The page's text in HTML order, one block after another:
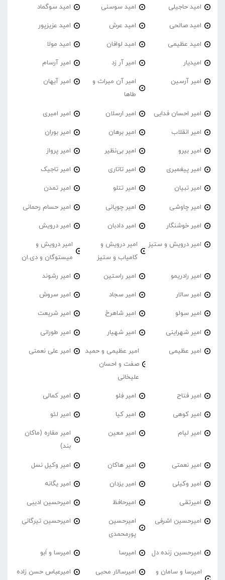
امید حاجیلی امید سوسنی امید سوگماد
امید صالحی امید عرش امید عزیزپور
امید عظیمی امید لوافان امید مولا
امیدیار امیر آر زد امیر آرسام
امیر آرسین
امیر آن میراث و
طاها
امیر آیهان
امیر احسان فدایی امیر ارسلان امیر امیری
امیر انقلاب امیر برهان امیر‌ بوران
امیر بیرو امیر بی‌نظیر امیر پرواز
امیر پیغمبری امیر تاتاری امیر تاجیک
امیر تبیان امیر تتلو امیر تمدن
امیر چاوشی امیر چوپانی امیر حسام رحمانی
امیر خوشنگار امیر دادبان امیر درویش
امیر درویش و ستیز
امیر درویش و
کامیاب و ستیز
امیر درویش و
میستوگان و دی.ان
امیر رادریمو امیر راستین امیر رشوند
امیر سالار امیر سجاد امیر سروش
امیر سولو امیر شاهرخ امیر شریعت
امیر شهراینی امیر شهیار امیر طورانی
امیر عظیمی
امیر عظیمی و حمید
صفت و احسان
علیخانی
امیر علی نعمتی
امیر فتاح امیر فِلو امیر کمالی
امیر کوهی امیر کیا امیر لئو
امیر لیام امیر معین
امیر مقاره (ماکان
بند)
امیر نعمتی امیر هاکان امیر وکیل نسل
امیر وکیلی امیر یزدان امیر یگانه
امیرتقی امیرحافظ امیرحسین ادیبی
امیرحسین اشرفی
امیرحسین
پورمحمدی
امیرحسین تیرگانی
امیرحسین زنده دل امیرسا امیرسا و اَبو
امیرسا و سامان و
امیرسالار محبی امیرعباس حسن زاده